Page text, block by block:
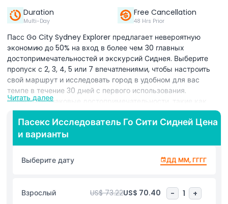
Duration
Multi-Day
Free Cancellation
48 Hrs Prior
Пасс Go City Sydney Explorer предлагает невероятную
экономию до 50% на вход в более чем 30 главных
достопримечательностей и экскурсий Сиднея. Выберите
пропуск с 2, 3, 4, 5 или 7 впечатлениями, чтобы настроить
свой маршрут и исследовать город в удобном для вас
темпе в течение 30 дней с первого использования.
Испытайте знаковые достопримечательности, такие как
Sydney Tower Eye с захватывающими видами на город,
всемирно известную экскурсию по Сиднейскому оперному
театру и захватывающий аквариум SEA LIFE Sydney.
Любители живой природы могут посетить WILD LIFE Sydney
Zoo или зоопарк Таронга, а искатели приключений
насладятся захватывающей поездкой Oz Jet Thrill Ride или
Другие популярные варианты включают историческую
пешеходную экскурсию по кварталу The Rocks и удобный
Читать далее
Пасекс Исследователь Го Сити Сидней Цена
и варианты
Выберите дату ДД ММ, ГГГГ
Взрослый US$ 73.22US$ 70.40 - 1 +